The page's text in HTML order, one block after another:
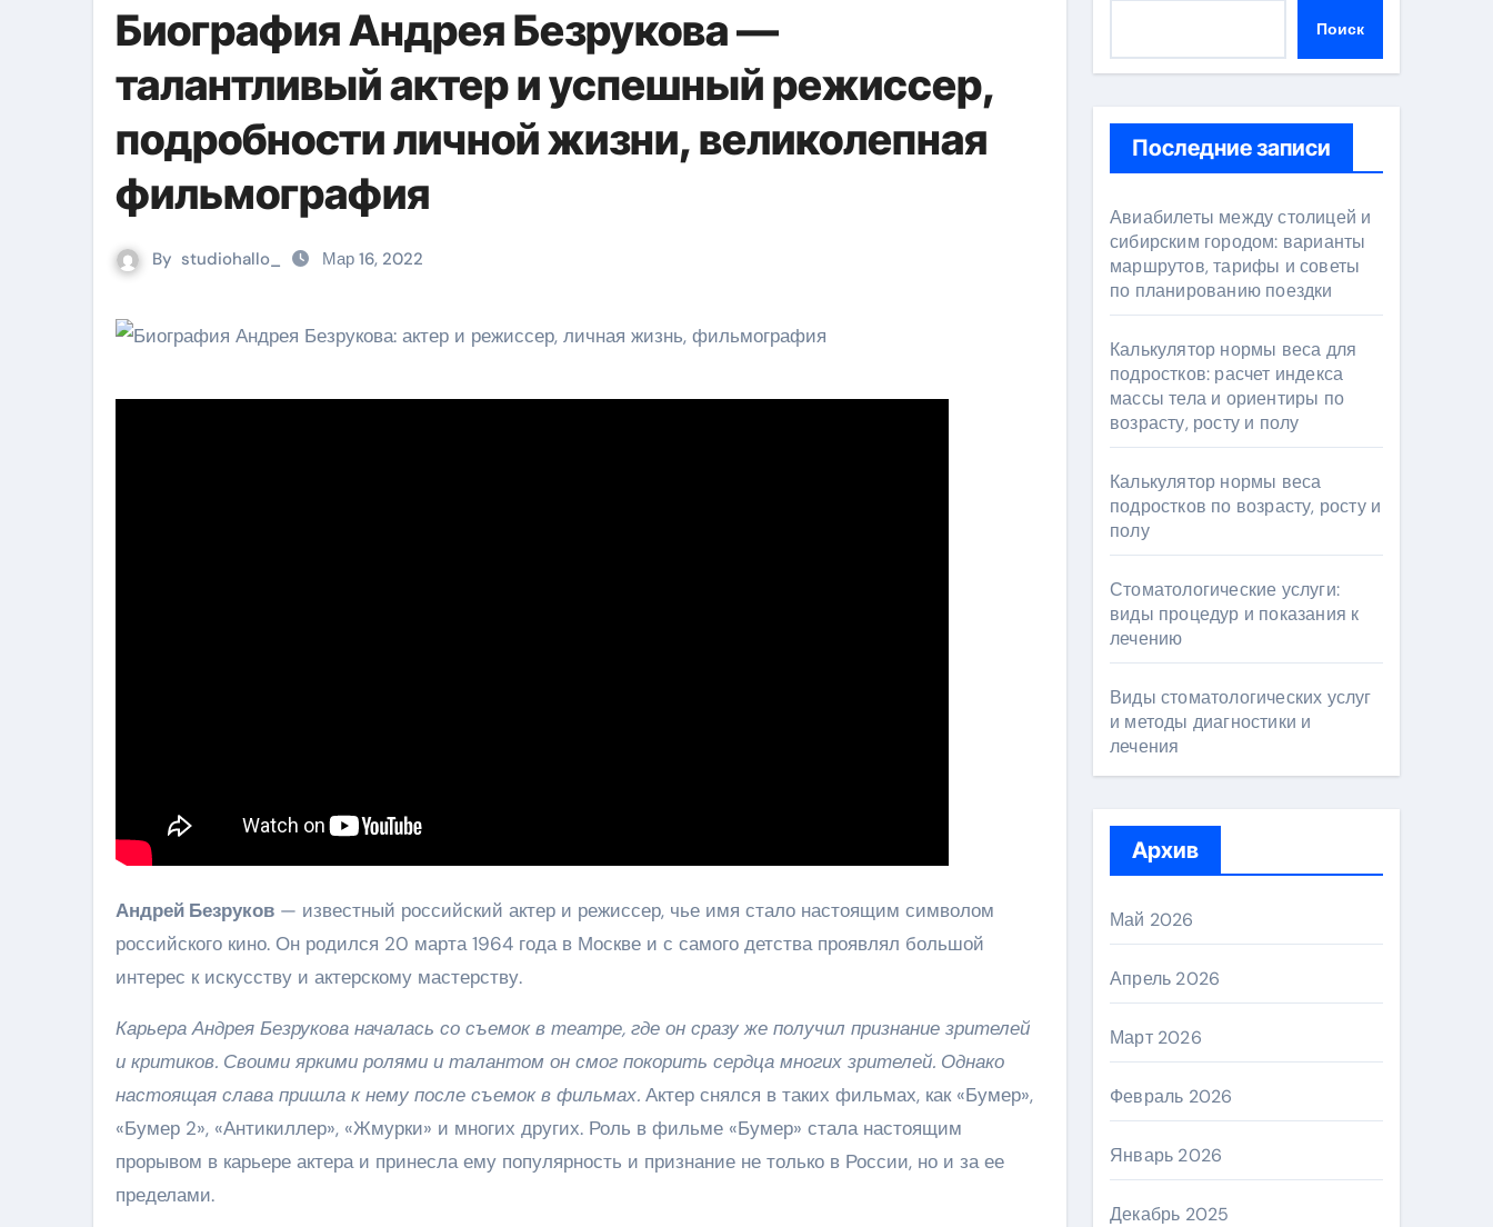
Биография Андрея Безрукова —
талантливый актер и успешный режиссер,
подробности личной жизни, великолепная
фильмография
By studiohallo_ Мар 16, 2022
Андрей Безруков — известный российский актер и режиссер, чье имя стало настоящим символом
российского кино. Он родился 20 марта 1964 года в Москве и с самого детства проявлял большой
интерес к искусству и актерскому мастерству.
Карьера Андрея Безрукова началась со съемок в театре, где он сразу же получил признание зрителей
и критиков. Своими яркими ролями и талантом он смог покорить сердца многих зрителей. Однако
настоящая слава пришла к нему после съемок в фильмах. Актер снялся в таких фильмах, как «Бумер»,
«Бумер 2», «Антикиллер», «Жмурки» и многих других. Роль в фильме «Бумер» стала настоящим
прорывом в карьере актера и принесла ему популярность и признание не только в России, но и за ее
пределами.
Поиск
Последние записи
Авиабилеты между столицей и
сибирским городом: варианты
маршрутов, тарифы и советы
по планированию поездки
Калькулятор нормы веса для
подростков: расчет индекса
массы тела и ориентиры по
возрасту, росту и полу
Калькулятор нормы веса
подростков по возрасту, росту и
полу
Стоматологические услуги:
виды процедур и показания к
лечению
Виды стоматологических услуг
и методы диагностики и
лечения
Архив
Май 2026
Апрель 2026
Март 2026
Февраль 2026
Январь 2026
Декабрь 2025